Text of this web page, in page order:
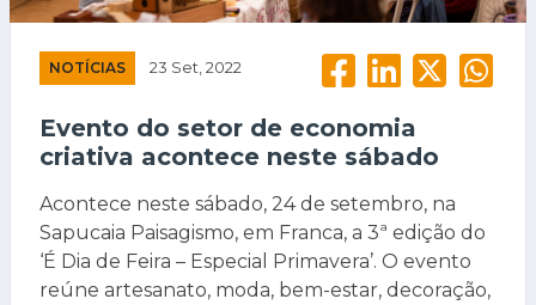
NOTÍCIAS 23 Set, 2022
Evento do setor de economia
criativa acontece neste sábado
Acontece neste sábado, 24 de setembro, na
Sapucaia Paisagismo, em Franca, a 3ª edição do
‘É Dia de Feira – Especial Primavera’. O evento
reúne artesanato, moda, bem-estar, decoração,